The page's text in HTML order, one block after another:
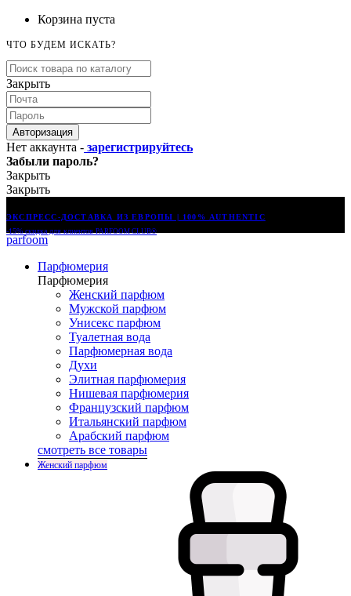
Корзина пуста
ЧТО БУДЕМ ИСКАТЬ?
Закрыть
Авторизация
Нет аккаунта - зарегистрируйтесь
Забыли пароль?
Закрыть
Закрыть
ЭКСПРЕСС-ДОСТАВКА ИЗ ЕВРОПЫ | 100% AUTHENTIC
-15% скидка для клиентов PARFOOM CLUB®
parfoom
Парфюмерия
Парфюмерия
Женский парфюм
Мужской парфюм
Унисекс парфюм
Туалетная вода
Парфюмерная вода
Духи
Элитная парфюмерия
Нишевая парфюмерия
Французский парфюм
Итальянский парфюм
Арабский парфюм
смотреть все товары
Женский парфюм